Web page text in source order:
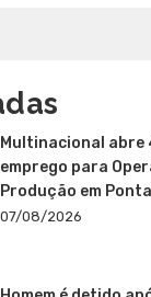
Multinacional abre
emprego para
Produção em
07/08/2026